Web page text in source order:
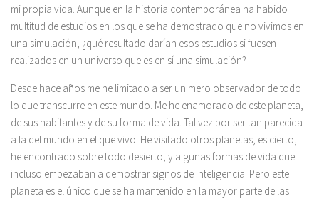
mi propia vida. Aunque en la historia contemporánea ha habido
multitud de estudios en los que se ha demostrado que no vivimos en
una simulación, ¿qué resultado darían esos estudios si fuesen
realizados en un universo que es en sí una simulación?
Desde hace años me he limitado a ser un mero observador de todo
lo que transcurre en este mundo. Me he enamorado de este planeta,
de sus habitantes y de su forma de vida. Tal vez por ser tan parecida
a la del mundo en el que vivo. He visitado otros planetas, es cierto,
he encontrado sobre todo desierto, y algunas formas de vida que
incluso empezaban a demostrar signos de inteligencia. Pero este
planeta es el único que se ha mantenido en la mayor parte de las